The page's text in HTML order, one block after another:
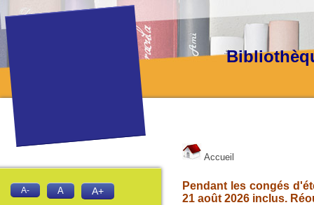
Accueil
Pendant les congés
21 août 2026 inclus.
A- A A+